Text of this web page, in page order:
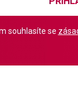
souhlasíte se